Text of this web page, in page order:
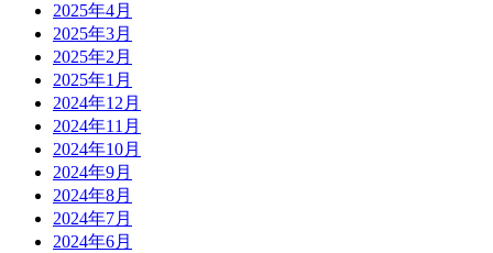
2025年4月
2025年3月
2025年2月
2025年1月
2024年12月
2024年11月
2024年10月
2024年9月
2024年8月
2024年7月
2024年6月